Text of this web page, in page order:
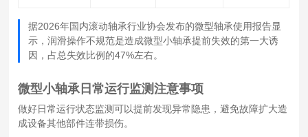
据2026年国内滚动轴承行业协会发布的微型轴承使用报告显
示，润滑操作不规范是造成微型小轴承提前失效的第一大诱
因，占总失效比例的47%左右。
微型小轴承日常运行监测注意事项
做好日常运行状态监测可以提前发现异常隐患，避免故障扩大造
成设备其他部件连带损伤。